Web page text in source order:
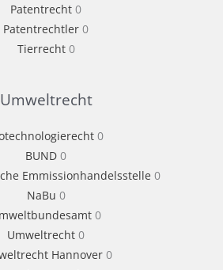
Patentrecht 0
Patentrechtler 0
Tierrecht0
Umweltrecht
0
BUND 0
Emmissionhandelsstelle 0
NaBu 0
0
Umweltrecht 0
Hannover0